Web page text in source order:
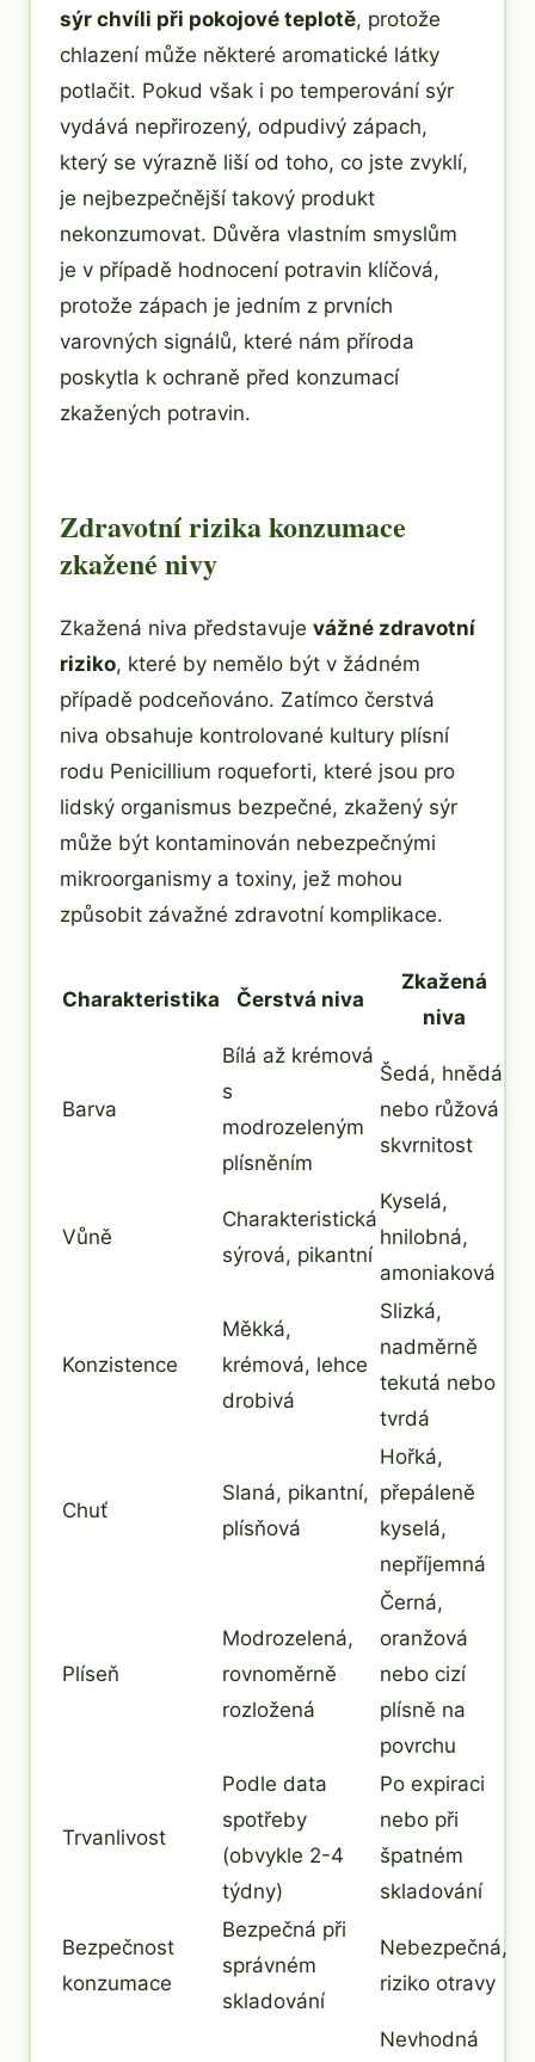
sýr chvíli při pokojové teplotě, protože
chlazení může některé aromatické látky
potlačit. Pokud však i po temperování sýr
vydává nepřirozený, odpudivý zápach,
který se výrazně liší od toho, co jste zvyklí,
je nejbezpečnější takový produkt
nekonzumovat. Důvěra vlastním smyslům
je v případě hodnocení potravin klíčová,
protože zápach je jedním z prvních
varovných signálů, které nám příroda
poskytla k ochraně před konzumací
zkažených potravin.
Zdravotní rizika konzumace
zkažené nivy
Zkažená niva představuje vážné zdravotní
riziko, které by nemělo být v žádném
případě podceňováno. Zatímco čerstvá
niva obsahuje kontrolované kultury plísní
rodu Penicillium roqueforti, které jsou pro
lidský organismus bezpečné, zkažený sýr
může být kontaminován nebezpečnými
mikroorganismy a toxiny, jež mohou
způsobit závažné zdravotní komplikace.
Charakteristika Čerstvá niva
Zkažená
niva
Barva
Bílá až krémová
s
modrozeleným
plísněním
Šedá, hnědá
nebo růžová
skvrnitost
Vůně
Charakteristická
sýrová, pikantní
Kyselá,
hnilobná,
amoniaková
Konzistence
Měkká,
krémová, lehce
drobivá
Slizká,
nadměrně
tekutá nebo
tvrdá
Chuť
Slaná, pikantní,
plísňová
Hořká,
přepáleně
kyselá,
nepříjemná
Plíseň
Modrozelená,
rovnoměrně
rozložená
Černá,
oranžová
nebo cizí
plísně na
povrchu
Trvanlivost
Podle data
spotřeby
(obvykle 2-4
týdny)
Po expiraci
nebo při
špatném
skladování
Bezpečnost
konzumace
Bezpečná při
správném
skladování
Nebezpečná,
riziko otravy
Nevhodná